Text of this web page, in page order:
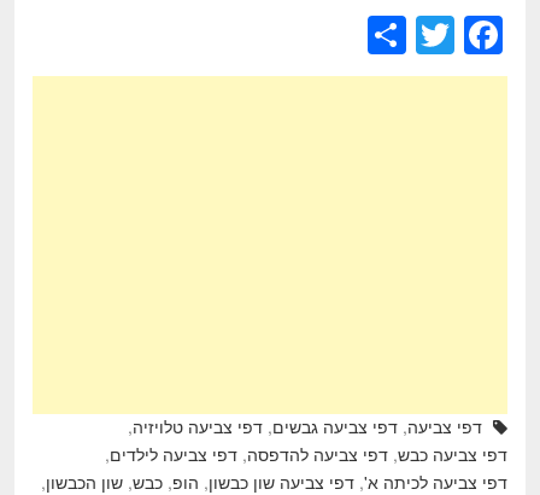
F
a
T
wi
h
דפי צביעה, דפי צביעה גבשים, דפי צביעה טלויזיה,
דפי צביעה כבש, דפי צביעה להדפסה, דפי צביעה לילדים,
דפי צביעה לכיתה א', דפי צביעה שון כבשון, הופ, כבש, שון הכבשון,